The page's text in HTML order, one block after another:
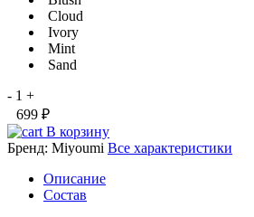
Cloud
Ivory
Mint
Sand
- 1 +
699 ₽
В корзину
Бренд: Miyoumi Все характеристики
Описание
Состав